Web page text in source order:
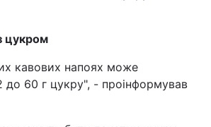
цукром
кавових напоях може
до 60 г цукру", - проінформував